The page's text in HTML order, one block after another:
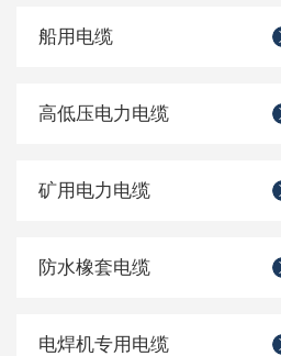
船用电缆
高低压电力电缆
矿用电力电缆
防水橡套电缆
电焊机专用电缆